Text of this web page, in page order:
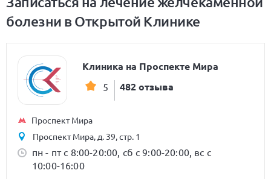
болезни в Открытой Клинике
Клиника на Проспекте Мира
5 482 отзыва
Проспект Мира
Проспект Мира, д. 39, стр. 1
пн - пт с 8:00-20:00, сб с 9:00-20:00, вс с
10:00-16:00